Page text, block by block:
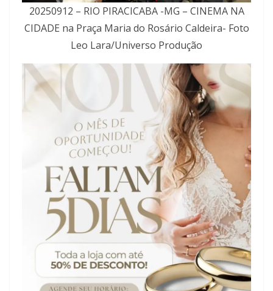
20250912 – RIO PIRACICABA -MG – CINEMA NA
CIDADE na Praça Maria do Rosário Caldeira- Foto
Leo Lara/Universo Produção